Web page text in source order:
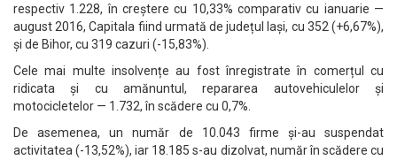
respectiv 1.228, în creștere cu 10,33% comparativ cu ianuarie —
august 2016, Capitala fiind urmată de județul Iași, cu 352 (+6,67%),
și de Bihor, cu 319 cazuri (-15,83%).
Cele mai multe insolvențe au fost înregistrate în comerțul cu
ridicata și cu amănuntul, repararea autovehiculelor și
motocicletelor — 1.732, în scădere cu 0,7%.
De asemenea, un număr de 10.043 firme și-au suspendat
activitatea (-13,52%), iar 18.185 s-au dizolvat, număr în scădere cu